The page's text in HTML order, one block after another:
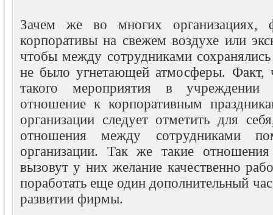
Зачем же во многих организациях,
корпоративы на свежем воздухе или
чтобы между сотрудниками
не было угнетающей атмосферы. Факт,
такого мероприятия в учреждении
отношение к корпоративным
организации следует отметить для
отношения между сотрудниками
организации. Так же такие
вызовут у них желание качественно
поработать еще один дополнительный
развитии фирмы.